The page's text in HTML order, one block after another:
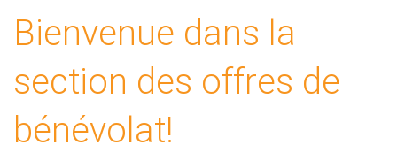
Bienvenue dans la
section des offres de
bénévolat!